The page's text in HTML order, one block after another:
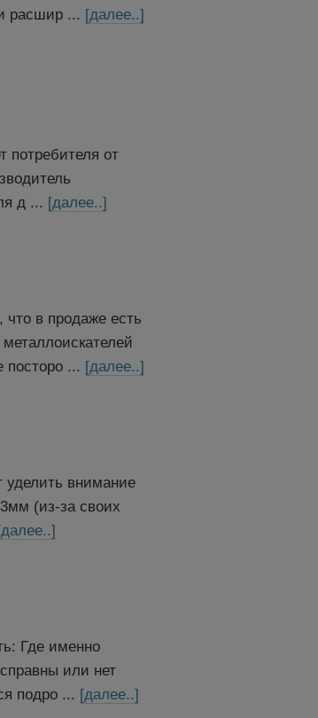
расшир ... [далее..]
от
д ... [далее..]
что в продаже есть
посторо ... [далее..]
уделить внимание
(из-за своих
Где именно
или нет
подро ... [далее..]